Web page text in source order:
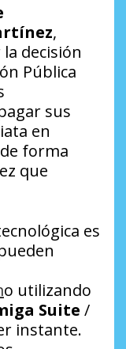
,
decisión
Pública
sus
en
forma
que
es
o utilizando
Suite /
instante.